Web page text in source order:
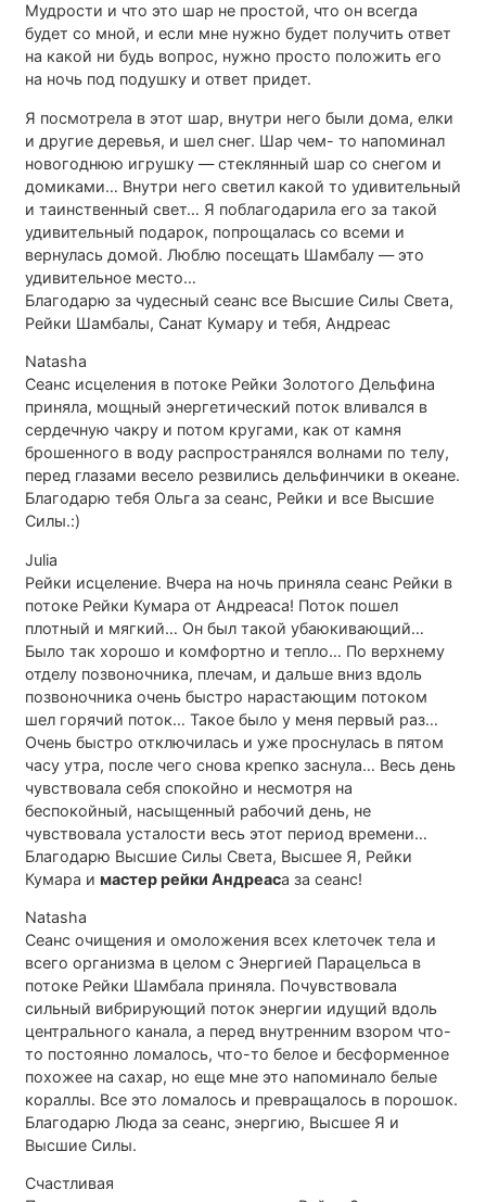
Мудрости и что это шар не простой, что он всегда
будет со мной, и если мне нужно будет получить ответ
на какой ни будь вопрос, нужно просто положить его
на ночь под подушку и ответ придет.
Я посмотрела в этот шар, внутри него были дома, елки
и другие деревья, и шел снег. Шар чем- то напоминал
новогоднюю игрушку — стеклянный шар со снегом и
домиками… Внутри него светил какой то удивительный
и таинственный свет… Я поблагодарила его за такой
удивительный подарок, попрощалась со всеми и
вернулась домой. Люблю посещать Шамбалу — это
удивительное место…
Благодарю за чудесный сеанс все Высшие Силы Света,
Рейки Шамбалы, Санат Кумару и тебя, Андреас
Natasha
Сеанс исцеления в потоке Рейки Золотого Дельфина
приняла, мощный энергетический поток вливался в
сердечную чакру и потом кругами, как от камня
брошенного в воду распространялся волнами по телу,
перед глазами весело резвились дельфинчики в океане.
Благодарю тебя Ольга за сеанс, Рейки и все Высшие
Силы.:)
Julia
Рейки исцеление. Вчера на ночь приняла сеанс Рейки в
потоке Рейки Кумара от Андреаса! Поток пошел
плотный и мягкий… Он был такой убаюкивающий…
Было так хорошо и комфортно и тепло… По верхнему
отделу позвоночника, плечам, и дальше вниз вдоль
позвоночника очень быстро нарастающим потоком
шел горячий поток… Такое было у меня первый раз…
Очень быстро отключилась и уже проснулась в пятом
часу утра, после чего снова крепко заснула… Весь день
чувствовала себя спокойно и несмотря на
беспокойный, насыщенный рабочий день, не
чувствовала усталости весь этот период времени…
Благодарю Высшие Силы Света, Высшее Я, Рейки
Кумара и мастер рейки Андреаса за сеанс!
Natasha
Сеанс очищения и омоложения всех клеточек тела и
всего организма в целом с Энергией Парацельса в
потоке Рейки Шамбала приняла. Почувствовала
сильный вибрирующий поток энергии идущий вдоль
центрального канала, а перед внутренним взором что-
то постоянно ломалось, что-то белое и бесформенное
похожее на сахар, но еще мне это напоминало белые
кораллы. Все это ломалось и превращалось в порошок.
Благодарю Люда за сеанс, энергию, Высшее Я и
Высшие Силы.
Счастливая